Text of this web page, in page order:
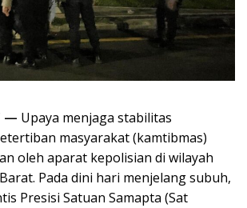
— Upaya menjaga stabilitas
masyarakat (kamtibmas)
oleh aparat kepolisian di wilayah
Pada dini hari menjelang subuh,
Presisi Satuan Samapta (Sat